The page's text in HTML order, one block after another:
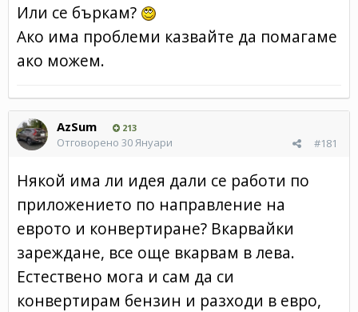
Или се бъркам?
Ако има проблеми казвайте да помагаме
ако можем.
AzSum 213
#181
Отговорено 30 Януари
Някой има ли идея дали се работи по
приложението по направление на
еврото и конвертиране? Вкарвайки
зареждане, все още вкарвам в лева.
Естествено мога и сам да си
конвертирам бензин и разходи в евро,